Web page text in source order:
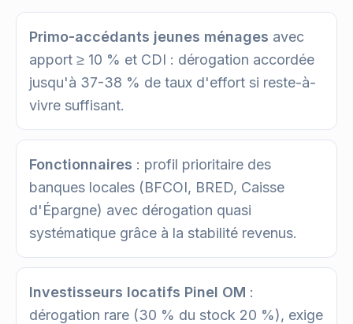
Primo-accédants jeunes ménages avec
apport ≥ 10 % et CDI : dérogation accordée
jusqu'à 37-38 % de taux d'effort si reste-à-
vivre suffisant.
Fonctionnaires : profil prioritaire des
banques locales (BFCOI, BRED, Caisse
d'Épargne) avec dérogation quasi
systématique grâce à la stabilité revenus.
Investisseurs locatifs Pinel OM :
dérogation rare (30 % du stock 20 %), exige